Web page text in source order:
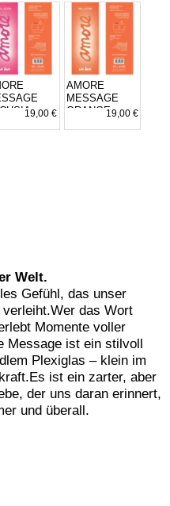
19,00 €
AMORE
MESSAGE
ORANGE19,00 €
Welt.
Gefühl, das unser
verleiht.Wer das Wort
Momente voller
Message ist ein stilvoll
Plexiglas – klein im
ist ein zarter, aber
der uns daran erinnert,
und überall.